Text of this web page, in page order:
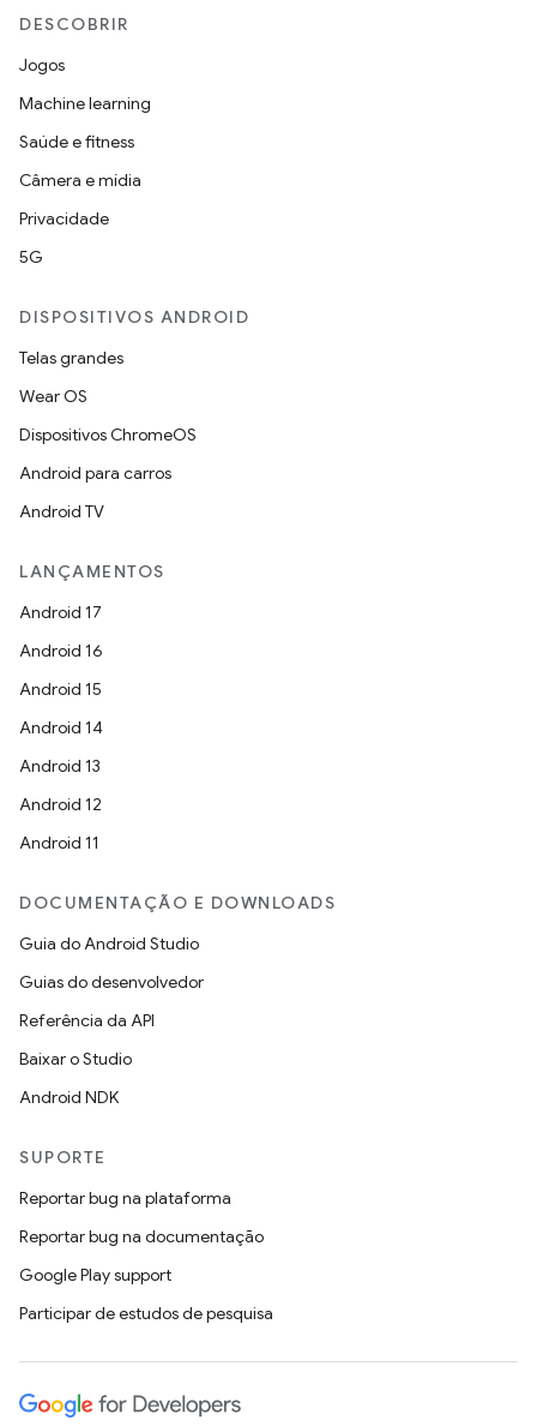
DESCOBRIR
Jogos
Machine learning
Saúde e fitness
Câmera e mídia
Privacidade
5G
DISPOSITIVOS ANDROID
Telas grandes
Wear OS
Dispositivos ChromeOS
Android para carros
Android TV
LANÇAMENTOS
Android 17
Android 16
Android 15
Android 14
Android 13
Android 12
Android 11
DOCUMENTAÇÃO E DOWNLOADS
Guia do Android Studio
Guias do desenvolvedor
Referência da API
Baixar o Studio
Android NDK
SUPORTE
Reportar bug na plataforma
Reportar bug na documentação
Google Play support
Participar de estudos de pesquisa